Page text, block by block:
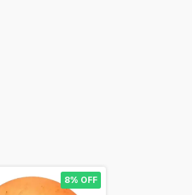
8% OFF